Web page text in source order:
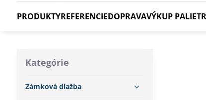
PRODUKTYREFERENCIEDOPRAVAVÝKUP PALIET
Kategórie
Zámková dlažba